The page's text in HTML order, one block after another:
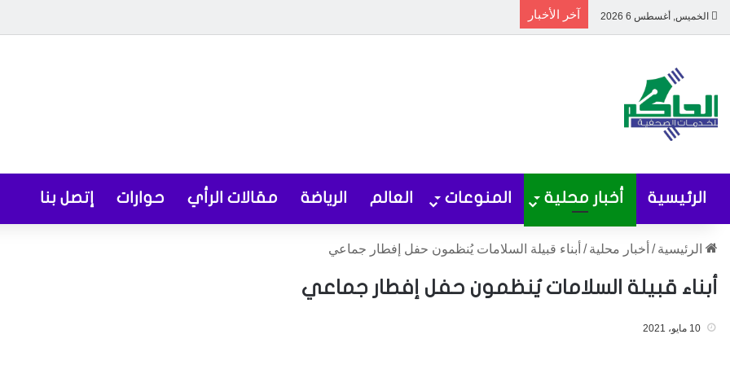
الخميس, أغسطس 6 2026 آخر الأخبار
الرئيسية أخبار محلية المنوعات العالم الرياضة مقالات الرأي حوارات إتصل بنا
الرئيسية / أخبار محلية / أبناء قبيلة السلامات يُنظمون حفل إفطار جماعي
أبناء قبيلة السلامات يُنظمون حفل إفطار جماعي
10 مايو، 2021